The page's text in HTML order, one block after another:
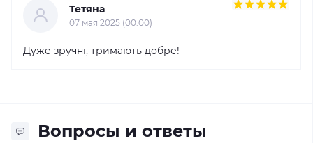
Тетяна
07 мая 2025 (00:00)
Дуже зручні, тримають добре!
Вопросы и ответы